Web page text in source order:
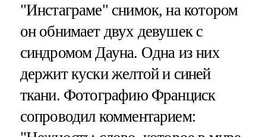
"Инстаграме" снимок, на котором
он обнимает двух девушек с
синдромом Дауна. Одна из них
держит куски желтой и синей
ткани. Фотографию Франциск
сопроводил комментарием: